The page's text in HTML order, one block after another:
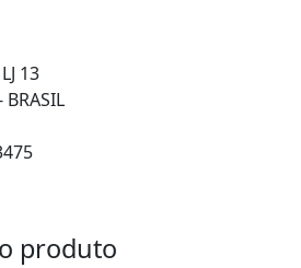
13
BRASIL
produto